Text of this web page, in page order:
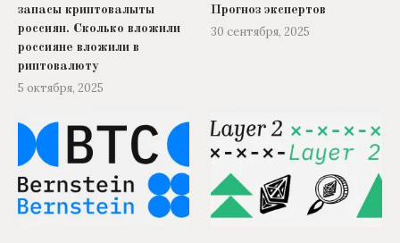
запасы криптовалыты
россиян. Сколько вложили
россияне вложили в
риптовалюту
5 октября, 2025
Прогноз экспертов
30 сентября, 2025